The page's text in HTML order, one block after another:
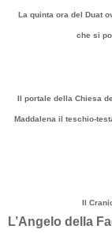
La quinta ora del Duat
che si
Il portale della Chiesa
Maddalena il teschio-
Il
L’Angelo della